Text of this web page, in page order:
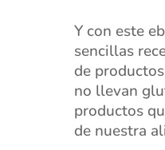
Y con este
sencillas
de
no llevan
productos
de nuestra